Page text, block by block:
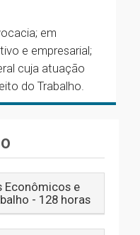
em
e empresarial;
cuja atuação
do Trabalho.
Econômicos e
- 128 horas